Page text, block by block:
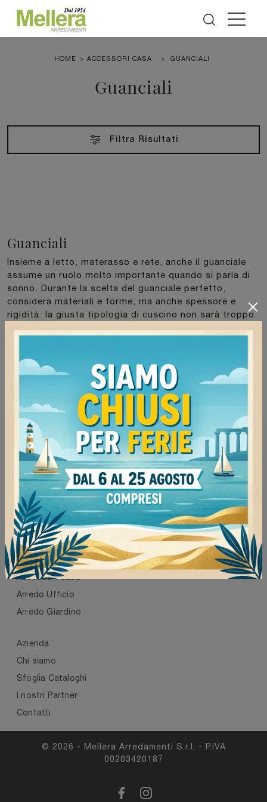
HOME > ACCESSORI CASA > GUANCIALI
Guanciali
Filtra Risultati
Guanciali
Insieme a letto, materasso e rete, anche il guanciale
assume un ruolo molto importante quando si parla di
sonno. Durante la scelta del guanciale perfetto,
considera materiali e forme, ma anche spessore e
rigidità: la giusta tipologia di cuscino non sarà troppo
morbido o troppo rigido e avrà il giusto spessore. Se
cuscini ergonomici, anatomici, in memory o gel anti-
acaro ti aspettano.
Mellera Arredamenti S.r.l.
Via Gramsci, 15
27051 Cava Manara (Pavia)
Tel: 0382-554333
Email: info@arredamentimellera.it
Cucine
Arredamento Casa
Accessori Casa
Arredo Ufficio
Arredo Giardino
Azienda
Chi siamo
Sfoglia Cataloghi
I nostri Partner
Contatti
© 2026 - Mellera Arredamenti S.r.l. - P.IVA
00203420187